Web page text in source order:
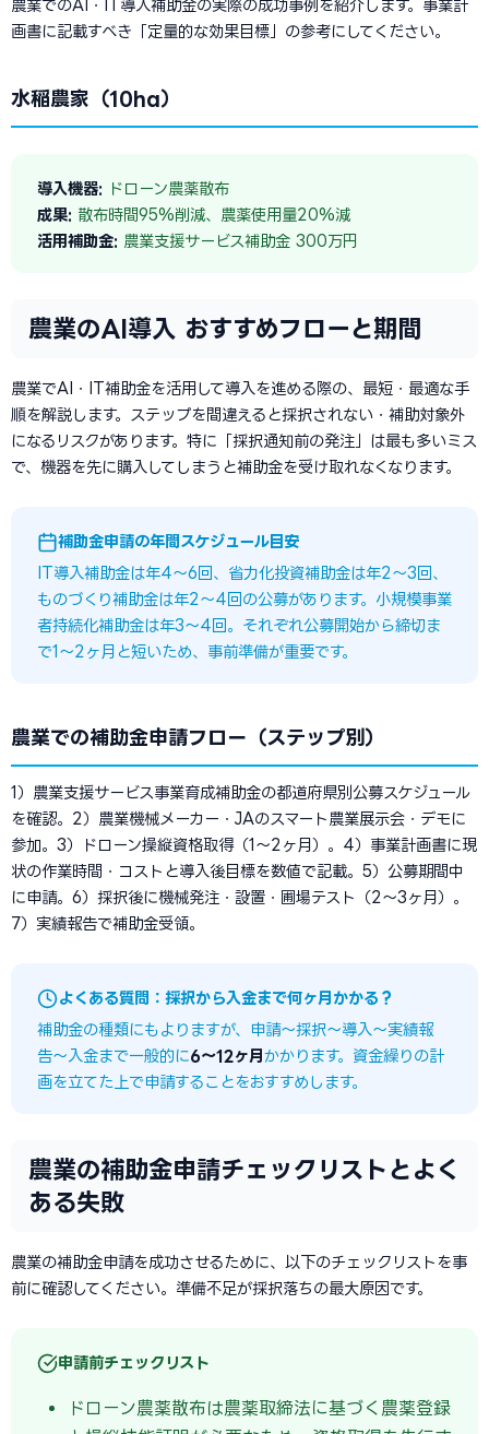
農業でのAI・IT導入補助金の実際の成功事例を紹介します。事業計
画書に記載すべき「定量的な効果目標」の参考にしてください。
水稲農家（10ha）
導入機器: ドローン農薬散布
成果: 散布時間95%削減、農薬使用量20%減
活用補助金: 農業支援サービス補助金 300万円
農業のAI導入 おすすめフローと期間
農業でAI・IT補助金を活用して導入を進める際の、最短・最適な手
順を解説します。ステップを間違えると採択されない・補助対象外
になるリスクがあります。特に「採択通知前の発注」は最も多いミス
で、機器を先に購入してしまうと補助金を受け取れなくなります。
補助金申請の年間スケジュール目安
IT導入補助金は年4〜6回、省力化投資補助金は年2〜3回、
ものづくり補助金は年2〜4回の公募があります。小規模事業
者持続化補助金は年3〜4回。それぞれ公募開始から締切ま
で1〜2ヶ月と短いため、事前準備が重要です。
農業での補助金申請フロー（ステップ別）
1）農業支援サービス事業育成補助金の都道府県別公募スケジュール
を確認。2）農業機械メーカー・JAのスマート農業展示会・デモに
参加。3）ドローン操縦資格取得（1〜2ヶ月）。4）事業計画書に現
状の作業時間・コストと導入後目標を数値で記載。5）公募期間中
に申請。6）採択後に機械発注・設置・圃場テスト（2〜3ヶ月）。
7）実績報告で補助金受領。
よくある質問：採択から入金まで何ヶ月かかる？
補助金の種類にもよりますが、申請〜採択〜導入〜実績報
告〜入金まで一般的に6〜12ヶ月 かかります。資金繰りの計
画を立てた上で申請することをおすすめします。
農業の補助金申請チェックリストとよく
ある失敗
農業の補助金申請を成功させるために、以下のチェックリストを事
前に確認してください。準備不足が採択落ちの最大原因です。
申請前チェックリスト
ドローン農薬散布は農薬取締法に基づく農薬登録